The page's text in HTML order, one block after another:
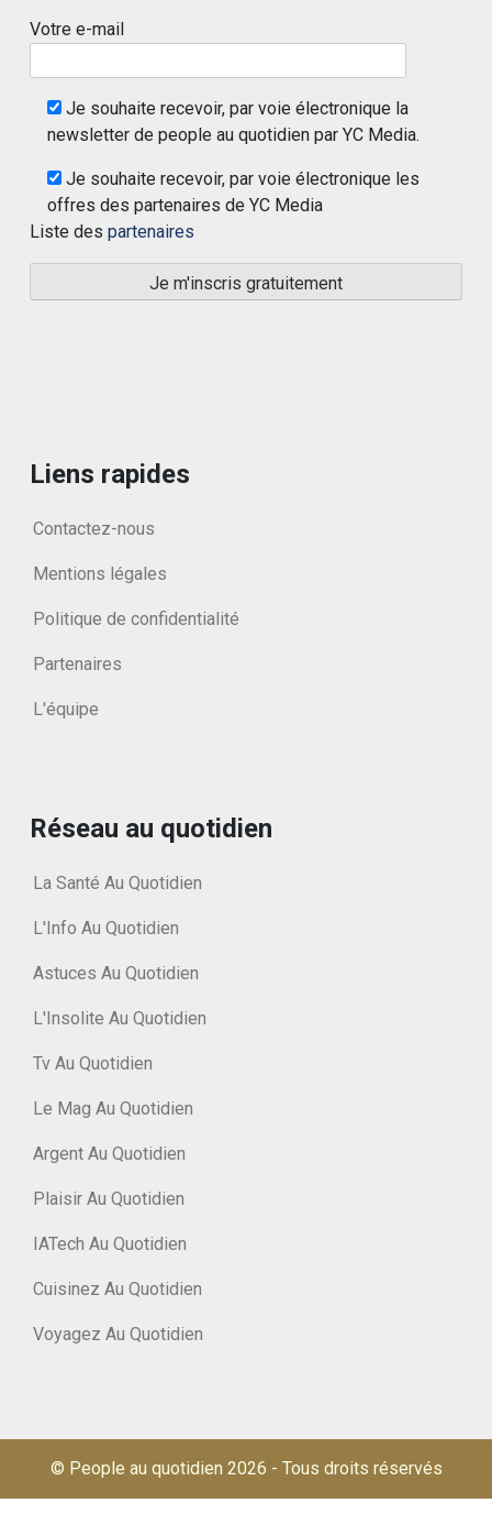
Votre e-mail
Je souhaite recevoir, par voie électronique la
newsletter de people au quotidien par YC Media.
Je souhaite recevoir, par voie électronique les
offres des partenaires de YC Media
Liste des partenaires
Liens rapides
Contactez-nous
Mentions légales
Politique de confidentialité
Partenaires
L'équipe
Réseau au quotidien
La Santé Au Quotidien
L'Info Au Quotidien
Astuces Au Quotidien
L'Insolite Au Quotidien
Tv Au Quotidien
Le Mag Au Quotidien
Argent Au Quotidien
Plaisir Au Quotidien
IATech Au Quotidien
Cuisinez Au Quotidien
Voyagez Au Quotidien
© People au quotidien 2026 - Tous droits réservés